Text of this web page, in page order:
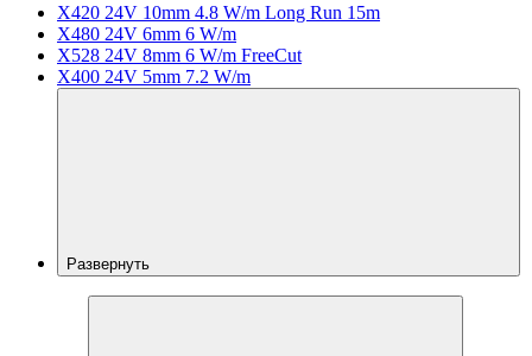
X420 24V 10mm 4.8 W/m Long Run 15m
X480 24V 6mm 6 W/m
X528 24V 8mm 6 W/m FreeCut
X400 24V 5mm 7.2 W/m
Развернуть